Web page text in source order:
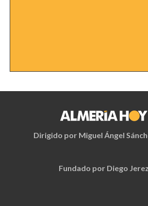
Dirigido por Miguel Ángel
Fundado por Diego Jerez